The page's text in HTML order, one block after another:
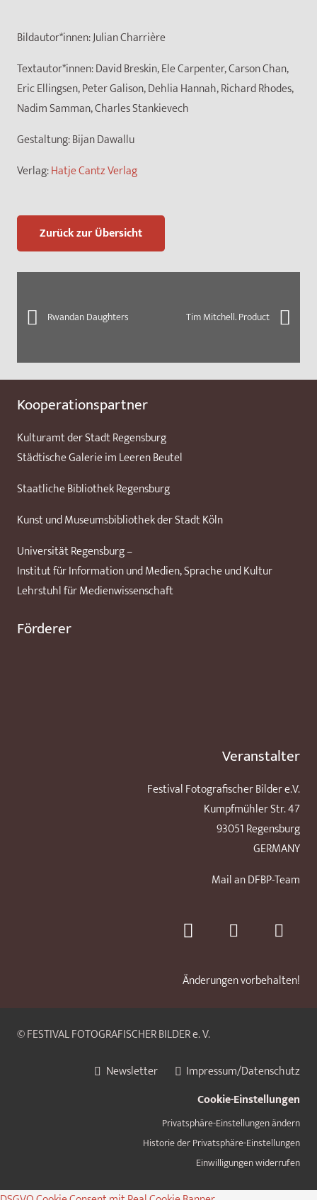
Bildautor*innen:Julian Charrière
Textautor*innen:David Breskin, Ele Carpenter, Carson Chan,
Eric Ellingsen, Peter Galison, Dehlia Hannah, Richard Rhodes,
Nadim Samman, Charles Stankievech
Gestaltung:Bijan Dawallu
Verlag:Hatje Cantz Verlag
Zurück zur Übersicht
Rwandan Daughters Tim Mitchell. Product
Kooperationspartner
Kulturamt der Stadt Regensburg
Städtische Galerie im Leeren Beutel
Staatliche Bibliothek Regensburg
Kunst und Museumsbibliothek der Stadt Köln
Universität Regensburg –
Institut für Information und Medien, Sprache und Kultur
Lehrstuhl für Medienwissenschaft
Förderer
Veranstalter
Festival Fotografischer Bilder e.V.
Kumpfmühler Str. 47
93051 Regensburg
GERMANY
Mail an DFBP-Team
Änderungen vorbehalten!
© FESTIVAL FOTOGRAFISCHER BILDER e. V.
Newsletter
Impressum/Datenschutz
Cookie-Einstellungen
Privatsphäre-Einstellungen ändern
Historie der Privatsphäre-Einstellungen
Einwilligungen widerrufen